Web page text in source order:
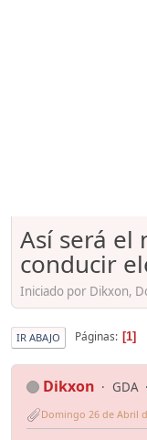
Así será el
conducir
Iniciado por Dikxon,
IR ABAJO Páginas 1
Dikxon GDA
Domingo 26 de Abril